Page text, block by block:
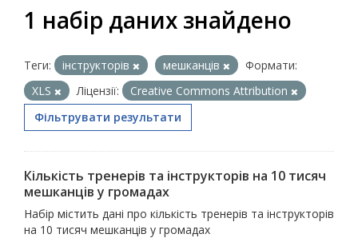
1 набір даних знайдено
Теги: інструкторів мешканців
Формати:
XLS
Ліцензії:
Creative Commons Attribution
Фільтрувати результати
Кількість тренерів та інструкторів на 10 тисяч
мешканців у громадах
Набір містить дані про кількість тренерів та інструкторів
на 10 тисяч мешканців у громадах